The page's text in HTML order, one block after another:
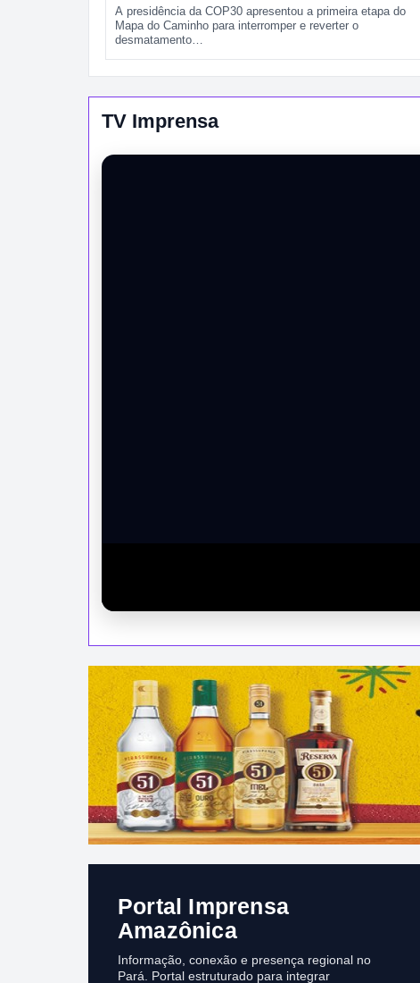
A presidência da COP30 apresentou a primeira etapa do
Mapa do Caminho para interromper e reverter o
desmatamento…
TV Imprensa
Portal Imprensa
Amazônica
Informação, conexão e presença regional no
Pará. Portal estruturado para integrar